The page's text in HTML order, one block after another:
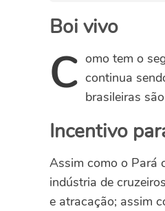
Boi vivo
Como tem o
continua
brasileiras
Incentivo
Assim como o Pará
indústria de
e atracação; assim